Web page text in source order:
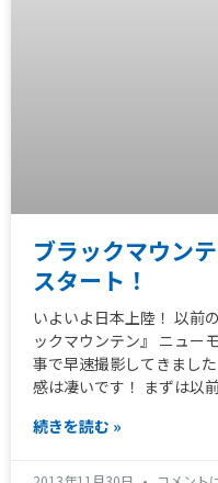
ブラックマウン
スタート！
いよいよ日本上陸！ 以前
ックマウンテン』 ニュー
事で早速撮影してきまし
感は凄いです！ まずは以
続きを読む »